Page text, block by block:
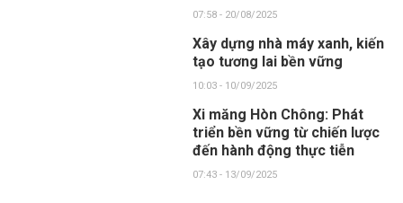
07:58 - 20/08/2025
Xây dựng nhà máy xanh, kiến
tạo tương lai bền vững
10:03 - 10/09/2025
Xi măng Hòn Chông: Phát
triển bền vững từ chiến lược
đến hành động thực tiễn
07:43 - 13/09/2025